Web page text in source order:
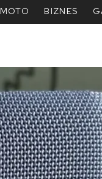
MOTO BIZNES